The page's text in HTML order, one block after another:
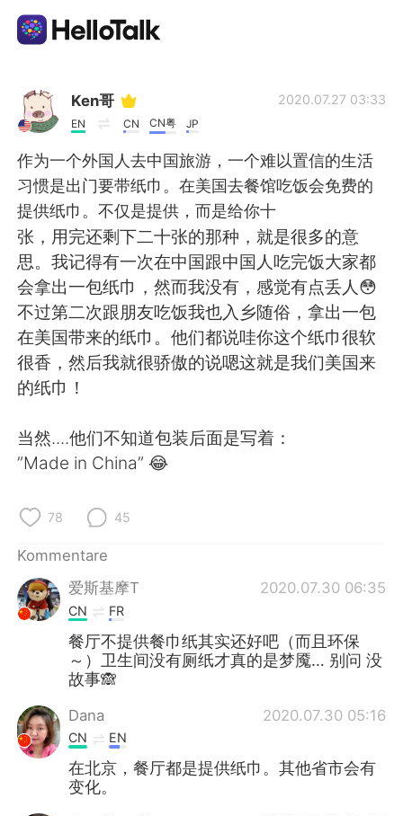
Sprachaustausch-App
AI Grammar Checker
Deutsch
English 简体中文
繁體中文 Español
العربية Français
Русский
Português
Ken哥
EN CN CN粤 JP
2020.07.27 03:33
作为一个外国人去中国旅游，一个难以置信的生活
习惯是出门要带纸巾。在美国去餐馆吃饭会免费的
提供纸巾。不仅是提供，而是给你十
张，用完还剩下二十张的那种，就是很多的意
思。我记得有一次在中国跟中国人吃完饭大家都
会拿出一包纸巾，然而我没有，感觉有点丢人😳
不过第二次跟朋友吃饭我也入乡随俗，拿出一包
在美国带来的纸巾。他们都说哇你这个纸巾很软
很香，然后我就很骄傲的说嗯这就是我们美国来
的纸巾！
当然....他们不知道包装后面是写着：
”Made in China” 😂
78 45
Kommentare
爱斯基摩T
2020.07.30 06:35
CN FR
餐厅不提供餐巾纸其实还好吧（而且环保
～）卫生间没有厕纸才真的是梦魇… 别问 没
故事🙈
Dana 2020.07.30 05:16
CN EN
在北京，餐厅都是提供纸巾。其他省市会有
变化。